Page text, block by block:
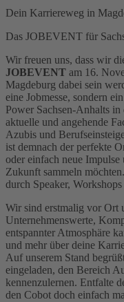
Dein Karriereweg in
Das JOBEVENT für
Wir freuen uns, dass wir
JOBEVENT am 16.
Magdeburg dabei sein
eine Jobmesse, sondern
Power Sachsen-Anhalts
aktuelle und angehende
Azubis und
ist demnach der perfekte
oder einfach neue
Zukunft sammeln
durch Speaker,
Wir sind erstmalig vor Ort
Unternehmenswerte,
entspannter Atmosphäre
und mehr über deine
Auf unserem Stand
eingeladen, den Bereich
kennenzulernen. Entfalte
den Cobot doch einfach